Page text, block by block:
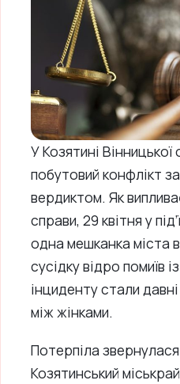
У Козятині Вінницької
побутовий конфлікт
вердиктом. Як
справи, 29 квітня у
одна мешканка міста
сусідку відро помиїв
інциденту стали
між жінками.
Потерпіла
Козятинський